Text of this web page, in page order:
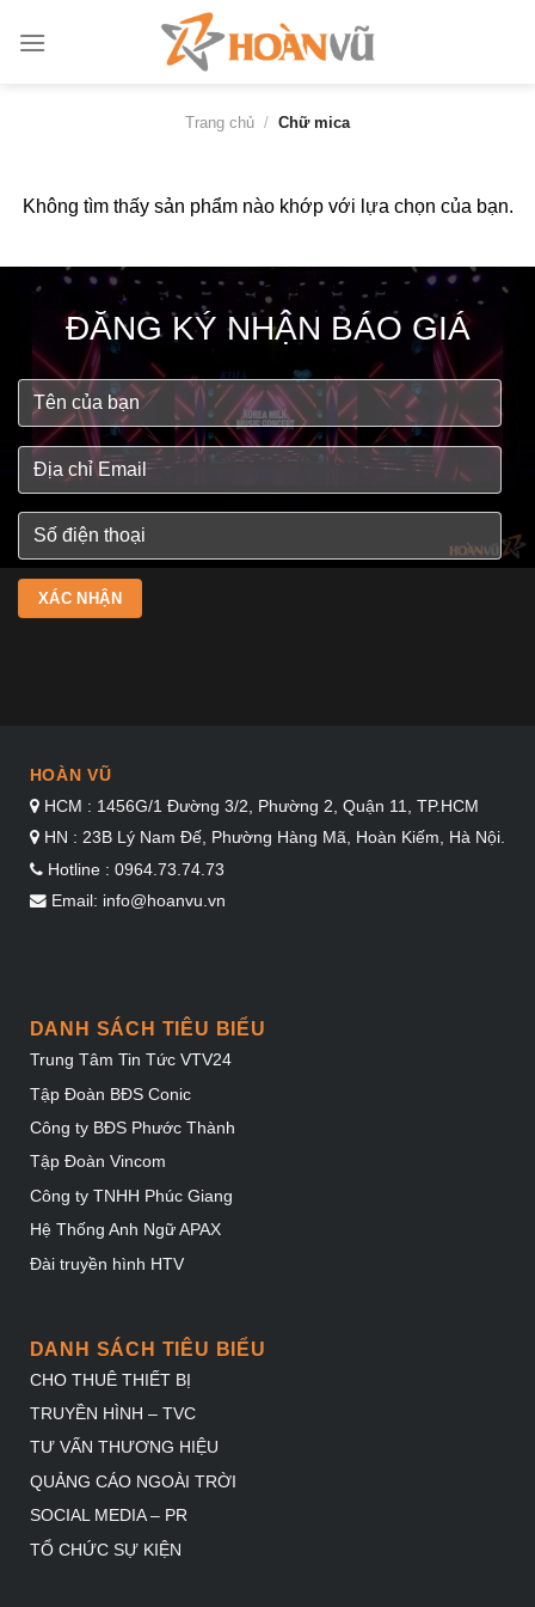
qua
Trang chủ / Chữ mica
Không tìm thấy sản phẩm nào khớp với lựa chọn của bạn.
ĐĂNG KÝ NHẬN BÁO GIÁ
HOÀN VŨ
HCM : 1456G/1 Đường 3/2, Phường 2, Quận 11, TP.HCM
HN : 23B Lý Nam Đế, Phường Hàng Mã, Hoàn Kiếm, Hà Nội.
Hotline : 0964.73.74.73
Email: info@hoanvu.vn
DANH SÁCH TIÊU BIỂU
Trung Tâm Tin Tức VTV24
Tập Đoàn BĐS Conic
Công ty BĐS Phước Thành
Tập Đoàn Vincom
Công ty TNHH Phúc Giang
Hệ Thống Anh Ngữ APAX
Đài truyền hình HTV
DANH SÁCH TIÊU BIỂU
CHO THUÊ THIẾT BỊ
TRUYỀN HÌNH – TVC
TƯ VẤN THƯƠNG HIỆU
QUẢNG CÁO NGOÀI TRỜI
SOCIAL MEDIA – PR
TỔ CHỨC SỰ KIỆN